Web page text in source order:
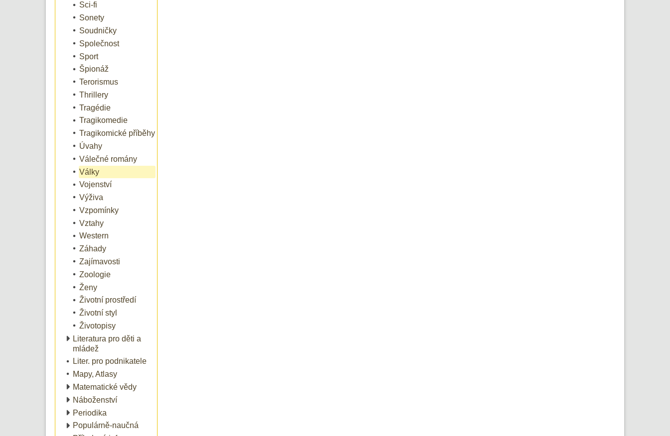
Sci-fi
Sonety
Soudničky
Společnost
Sport
Špionáž
Terorismus
Thrillery
Tragédie
Tragikomedie
Tragikomické příběhy
Úvahy
Válečné romány
Války
Vojenství
Výživa
Vzpomínky
Vztahy
Western
Záhady
Zajímavosti
Zoologie
Ženy
Životní prostředí
Životní styl
Životopisy
Literatura pro děti a
mládež
Liter. pro podnikatele
Mapy, Atlasy
Matematické vědy
Náboženství
Periodika
Populárně-naučná